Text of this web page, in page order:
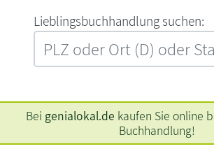
L‍i‍e‍b‍l‍i‍n‍g‍s‍b‍u‍c‍h‍h‍a‍n‍d‍l‍u‍n‍g‍ ‍s‍u‍c‍h‍e‍n‍:‍
Bei genialokal.de kaufen Sie online
Buchhandlung!